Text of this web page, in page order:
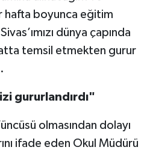
hafta boyunca eğitim
dünya çapında
temsil etmekten gurur
gururlandırdı"
olmasından dolayı
ifade eden Okul Müdürü